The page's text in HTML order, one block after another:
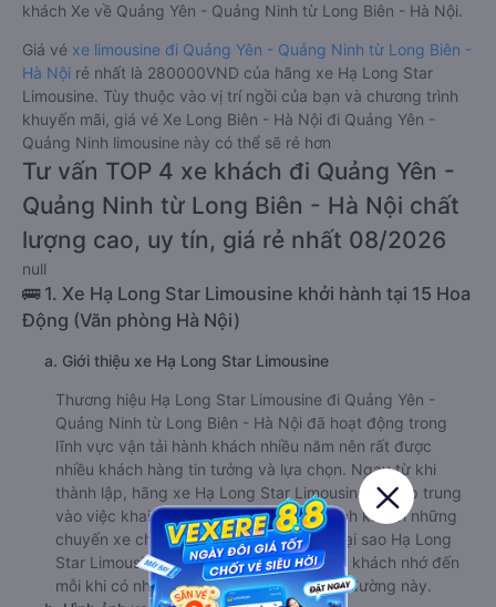
khách Xe về Quảng Yên - Quảng Ninh từ Long Biên - Hà Nội.
Giá vé xe limousine đi Quảng Yên - Quảng Ninh từ Long Biên -
Hà Nội rẻ nhất là 280000VND của hãng xe Hạ Long Star
Limousine. Tùy thuộc vào vị trí ngồi của bạn và chương trình
khuyến mãi, giá vé Xe Long Biên - Hà Nội đi Quảng Yên -
Quảng Ninh limousine này có thể sẽ rẻ hơn
Tư vấn TOP 4 xe khách đi Quảng Yên -
Quảng Ninh từ Long Biên - Hà Nội chất
lượng cao, uy tín, giá rẻ nhất 08/2026
null
🚌 1. Xe Hạ Long Star Limousine khởi hành tại 15 Hoa
Động (Văn phòng Hà Nội)
a. Giới thiệu xe Hạ Long Star Limousine
Thương hiệu Hạ Long Star Limousine đi Quảng Yên -
Quảng Ninh từ Long Biên - Hà Nội đã hoạt động trong
lĩnh vực vận tải hành khách nhiều năm nên rất được
nhiều khách hàng tin tưởng và lựa chọn. Ngay từ khi
thành lập, hãng xe Hạ Long Star Limousine đã tập trung
vào việc khai thác và mang đến cho hành khách những
chuyến xe chất lượng nhất. Đó là lý do tại sao Hạ Long
Star Limousine luôn là cái tên được hành khách nhớ đến
mỗi khi có nhu cầu di chuyển trên tuyến đường này.